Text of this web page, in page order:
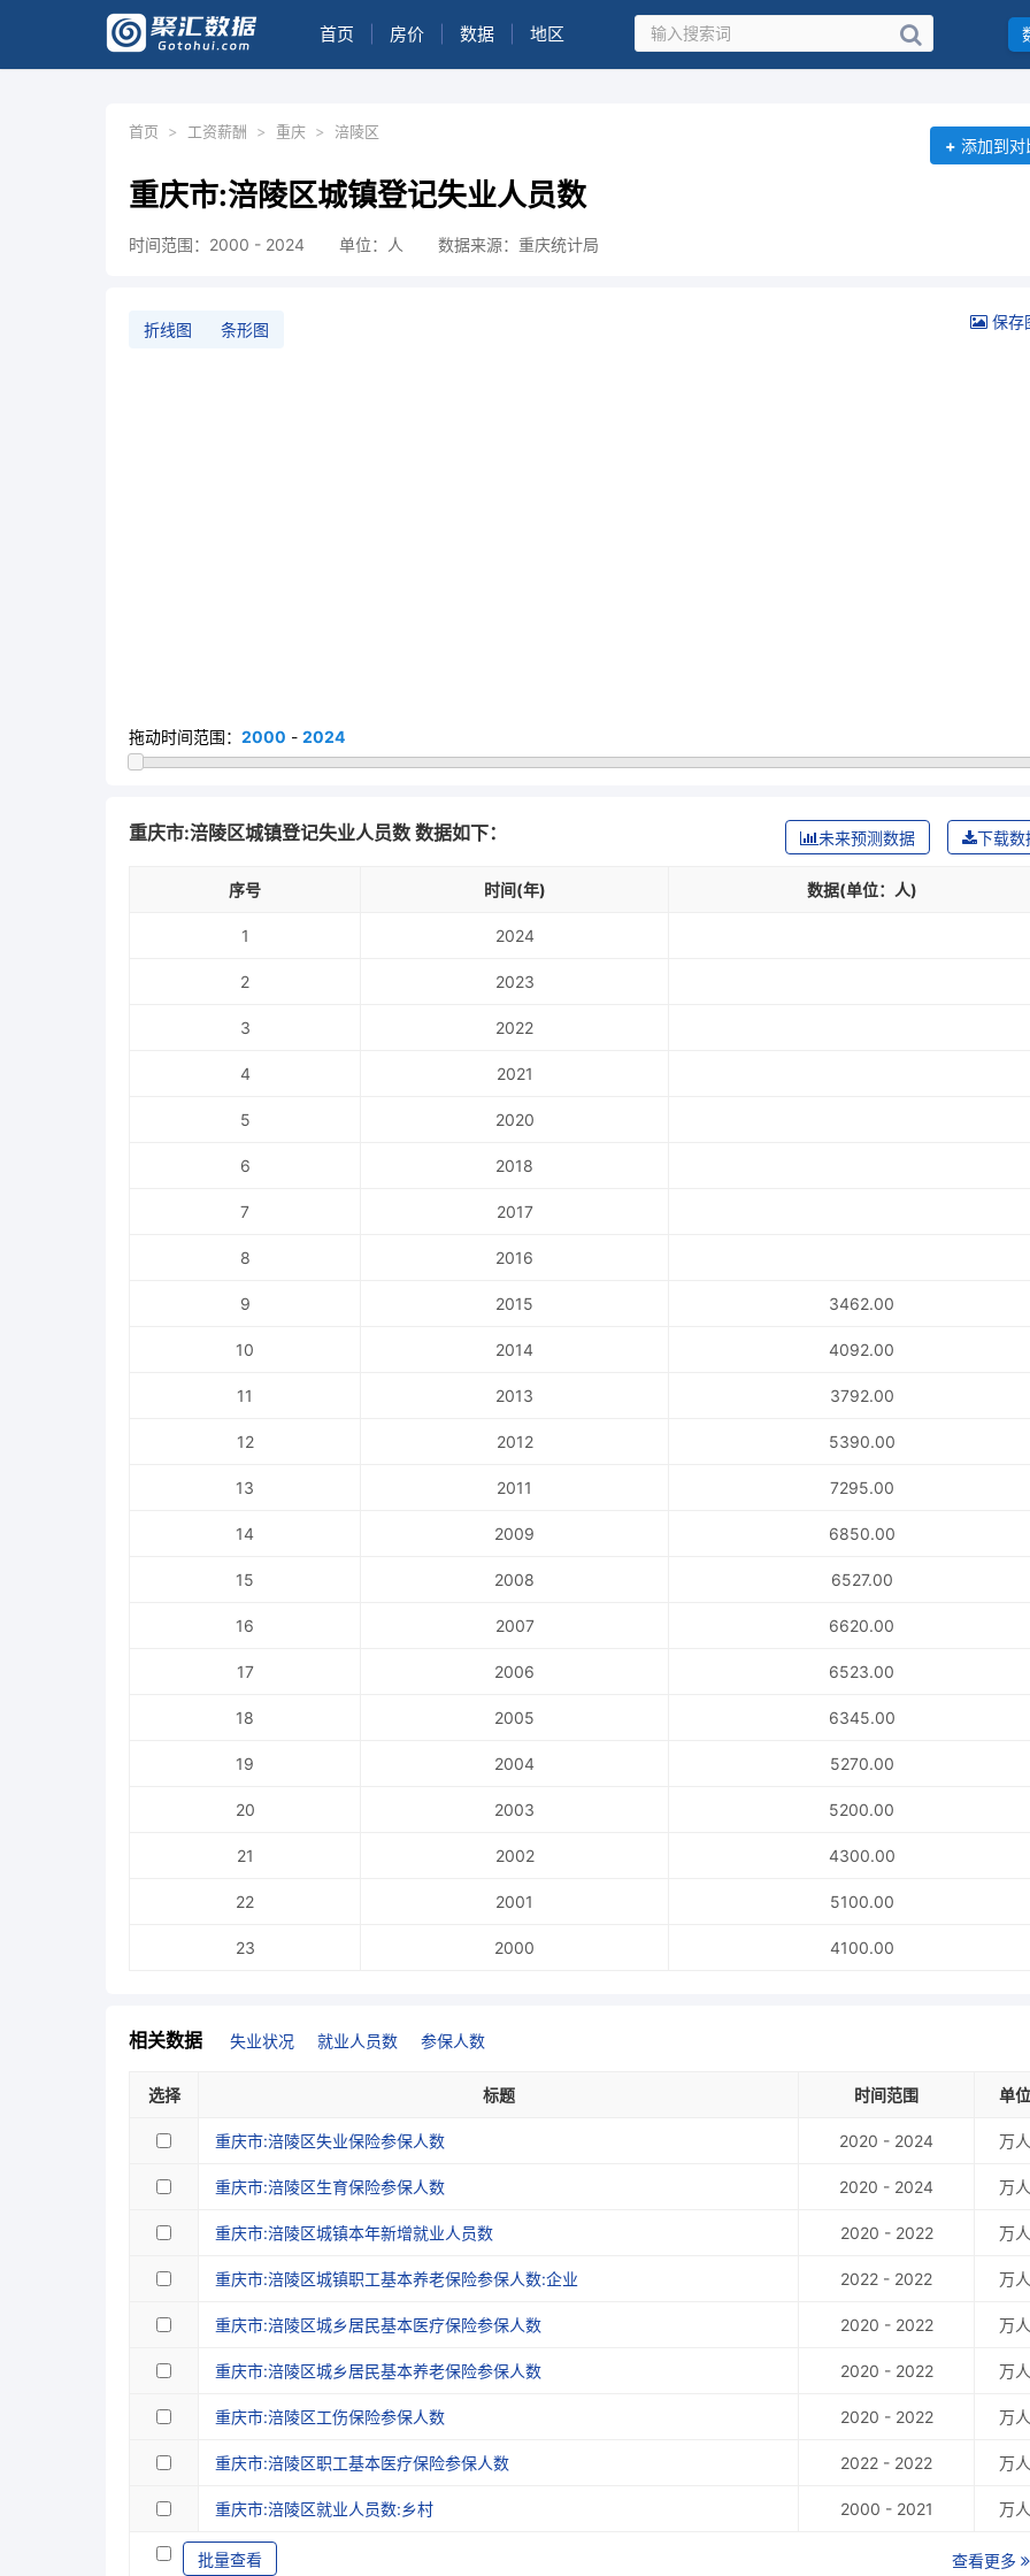
首页 房价 数据 地区
首页 > 工资薪酬 > 重庆 > 涪陵区
重庆市:涪陵区城镇登记失业人员数
时间范围：2000 - 2024 单位：人 数据来源：重庆统计局
+ 添加到对
折线图 条形图 保存
拖动时间范围： 2000 - 2024
重庆市:涪陵区城镇登记失业人员数 数据如下： 下载数
未来预测数据
序号 时间(年) 数据(单位：人)
1 2024
2 2023
3 2022
4 2021
5 2020
6 2018
7 2017
8 2016
9 2015 3462.00
10 2014 4092.00
11 2013 3792.00
12 2012 5390.00
13 2011 7295.00
14 2009 6850.00
15 2008 6527.00
16 2007 6620.00
17 2006 6523.00
18 2005 6345.00
19 2004 5270.00
20 2003 5200.00
21 2002 4300.00
22 2001 5100.00
23 2000 4100.00
相关数据 失业状况 就业人员数 参保人数
选择 标题 时间范围 单位
重庆市:涪陵区失业保险参保人数 2020 - 2024 万人
重庆市:涪陵区生育保险参保人数 2020 - 2024 万人
重庆市:涪陵区城镇本年新增就业人员数 2020 - 2022 万人
重庆市:涪陵区城镇职工基本养老保险参保人数:企业 2022 - 2022 万人
重庆市:涪陵区城乡居民基本医疗保险参保人数 2020 - 2022 万人
重庆市:涪陵区城乡居民基本养老保险参保人数 2020 - 2022 万人
重庆市:涪陵区工伤保险参保人数 2020 - 2022 万人
重庆市:涪陵区职工基本医疗保险参保人数 2022 - 2022 万人
重庆市:涪陵区就业人员数:乡村 2000 - 2021 万人
批量查看 查看更多